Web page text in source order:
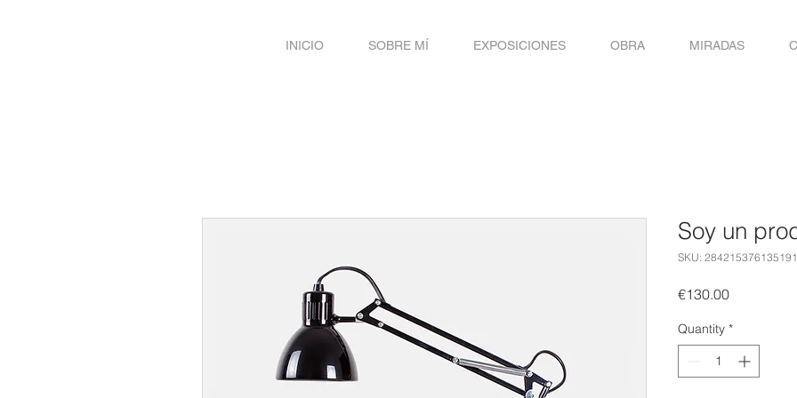
INICIO SOBRE MÍ EXPOSICIONES OBRA MIRADAS
Soy un
SKU: 284215376135191
€130.00Price
Quantity *